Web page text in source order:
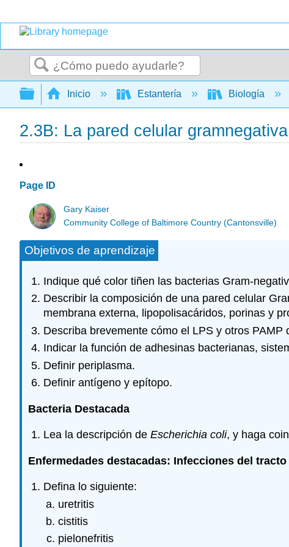
Buscar
Expandir/contraer jerarquía global
Inicio Estantería Biología
2.3B: La pared celular gramnegativa
Page ID
Gary Kaiser
Community College of Baltimore Country (Cantonsville)
Objetivos de aprendizaje
Indique qué color tiñen las bacterias Gram-
Describir la composición de una pared celular
membrana externa, lipopolisacáridos, porinas y
Describa brevemente cómo el LPS y otros
Indicar la función de adhesinas bacterianas,
Definir periplasma.
Definir antígeno y epítopo.
Bacteria Destacada
Lea la descripción de Escherichia coli, y haga
Enfermedades destacadas: Infecciones del
Defina lo siguiente:
uretritis
cistitis
pielonefritis